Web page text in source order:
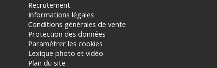
(2) Sous réserve d'éligibilité.
(3) Nombre de points Fidélité estimés, hors remises au panier, basé
sur le prix TTC en €, les points seront effectivement calculés dans le
panier.
Recrutement
Informations légales
Conditions générales de vente
Protection des données
Paramétrer les cookies
Lexique photo et vidéo
Plan du site